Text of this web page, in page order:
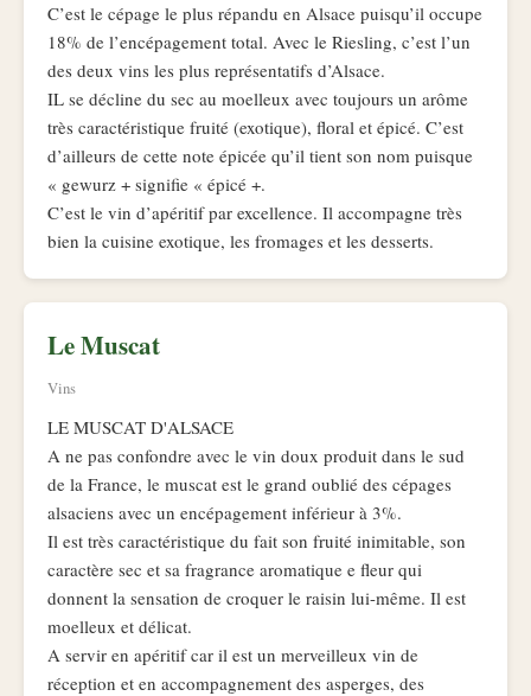
C’est le cépage le plus répandu en Alsace puisqu’il occupe
18% de l’encépagement total. Avec le Riesling, c’est l’un
des deux vins les plus représentatifs d’Alsace.
IL se décline du sec au moelleux avec toujours un arôme
très caractéristique fruité (exotique), floral et épicé. C’est
d’ailleurs de cette note épicée qu’il tient son nom puisque
« gewurz + signifie « épicé +.
C’est le vin d’apéritif par excellence. Il accompagne très
bien la cuisine exotique, les fromages et les desserts.
Le Muscat
Vins
LE MUSCAT D'ALSACE
A ne pas confondre avec le vin doux produit dans le sud
de la France, le muscat est le grand oublié des cépages
alsaciens avec un encépagement inférieur à 3%.
Il est très caractéristique du fait son fruité inimitable, son
caractère sec et sa fragrance aromatique e fleur qui
donnent la sensation de croquer le raisin lui-même. Il est
moelleux et délicat.
A servir en apéritif car il est un merveilleux vin de
réception et en accompagnement des asperges, des